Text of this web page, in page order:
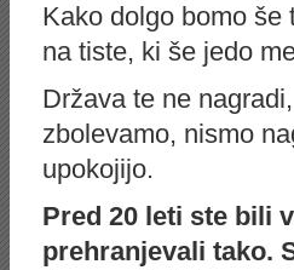
Kako dolgo bomo še
na tiste, ki še jedo
Država te ne
zbolevamo, nismo
upokojijo.
Pred 20 leti ste bili
prehranjevali tako.